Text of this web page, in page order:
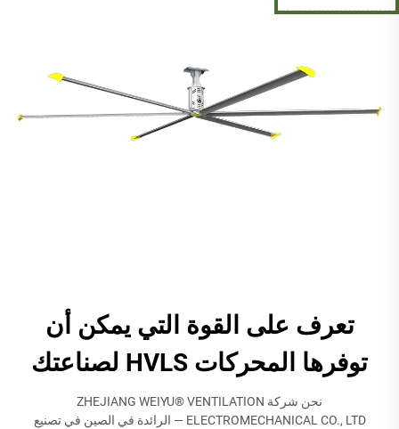
تعرف على القوة التي يمكن أن
توفرها المحركات HVLS لصناعتك
نحن شركة ZHEJIANG WEIYU® VENTILATION
ELECTROMECHANICAL CO., LTD — الرائدة في الصين في تصنيع